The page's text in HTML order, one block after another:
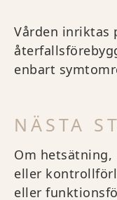
Vården inriktas
enbart
NÄSTA
Om hetsätning,
eller
eller